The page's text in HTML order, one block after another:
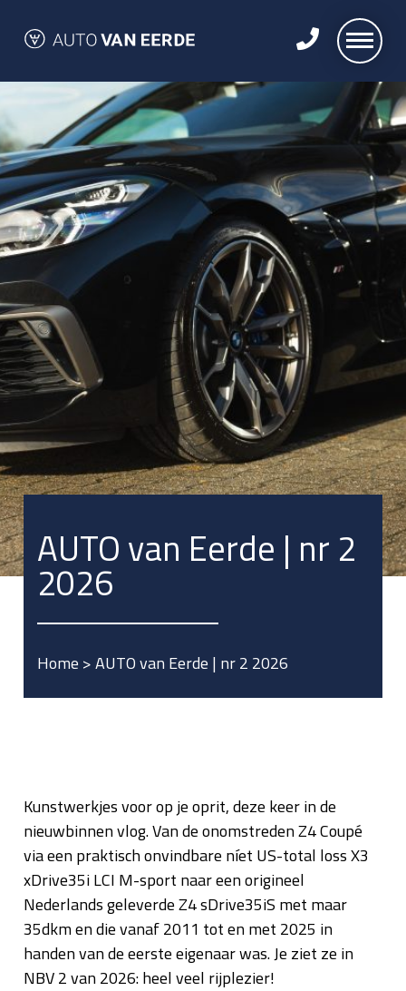
AUTO van Eerde | nr 2
2026
Home >AUTO van Eerde | nr 2 2026
Kunstwerkjes voor op je oprit, deze keer in de
nieuwbinnen vlog. Van de onomstreden Z4 Coupé
via een praktisch onvindbare níet US-total loss X3
xDrive35i LCI M-sport naar een origineel
Nederlands geleverde Z4 sDrive35iS met maar
35dkm en die vanaf 2011 tot en met 2025 in
handen van de eerste eigenaar was. Je ziet ze in
NBV 2 van 2026: heel veel rijplezier!